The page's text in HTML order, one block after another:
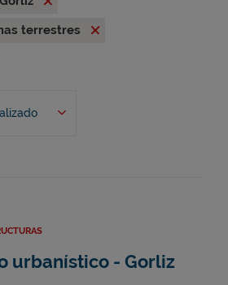
terrestres
urbanístico - Gorliz